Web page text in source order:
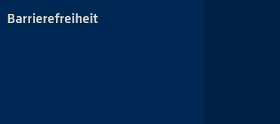
Barrierefreiheit